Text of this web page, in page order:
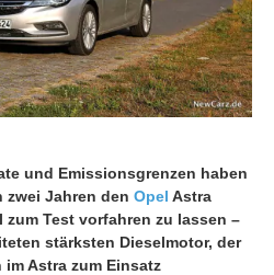
und Emissionsgrenzen haben
Jahren den Opel Astra
Test vorfahren zu lassen –
stärksten Dieselmotor, der
Astra zum Einsatz